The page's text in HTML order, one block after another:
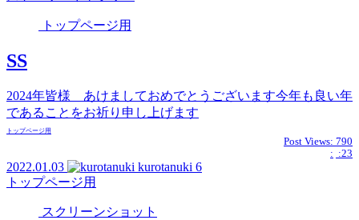
トップページ用
SS
2024年皆様 あけましておめでとうございます今年も良い年
であることをお祈り申し上げます
トップページ用
Post Views: 790
: :23
2022.01.03 kurotanuki 6
トップページ用
スクリーンショット